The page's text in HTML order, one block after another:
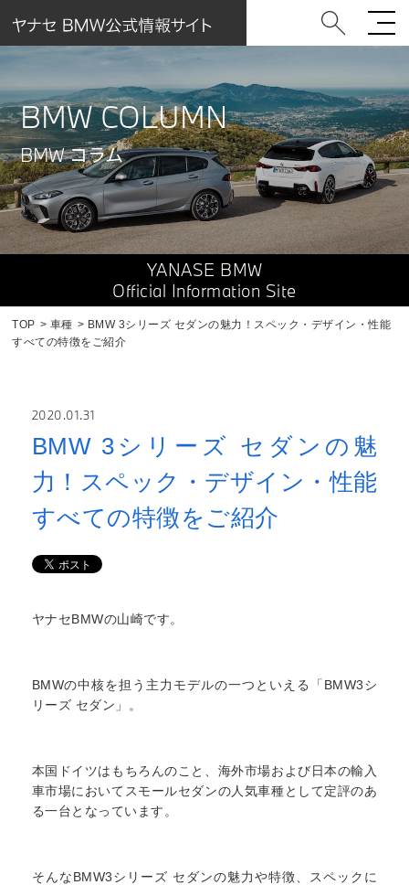
BMW COLUMN
BMW コラム
YANASE BMW
Official Information Site
TOP 車種
BMW 3シリーズ セダンの魅力！スペック・デザイン・性能
すべての特徴をご紹介
2020.01.31
BMW 3シリーズ セダンの魅
力！スペック・デザイン・性能
すべての特徴をご紹介
ヤナセBMWの山崎です。
BMWの中核を担う主力モデルの一つといえる「BMW3シ
リーズ セダン」。
本国ドイツはもちろんのこと、海外市場および日本の輸入
車市場においてスモールセダンの人気車種として定評のあ
る一台となっています。
そんなBMW3シリーズ セダンの魅力や特徴、スペックに